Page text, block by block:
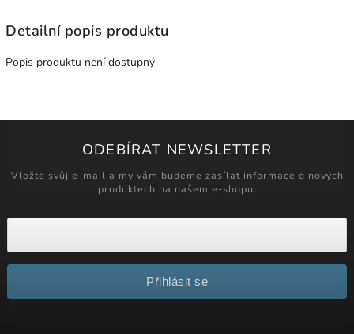
Detailní popis produktu
Popis produktu není dostupný
ODEBÍRAT NEWSLETTER
Vložte svůj e-mail a my vám budeme zasílat informace o nových
produktech na našem e-shopu.
Přihlásit se